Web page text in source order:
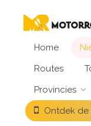
Home
Routes
Provincies
Ontdek de